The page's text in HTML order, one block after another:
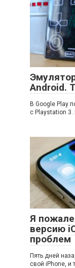
Android.
В Google Play
с Playstation 3.
Я
версию
проблем
Пять дней
свой iPhone, и